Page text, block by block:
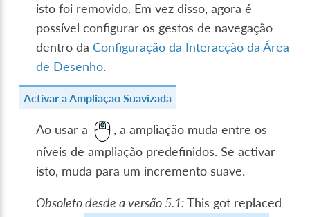
isto foi removido. Em vez disso, agora é
possível configurar os gestos de navegação
dentro daConfiguração da Interacção da Área
de Desenho.
Activar a Ampliação Suavizada
Ao usar a
, a ampliação muda entre os
níveis de ampliação predefinidos. Se activar
isto, muda para um incremento suave.
Obsoleto desde a versão 5.1:This got replaced